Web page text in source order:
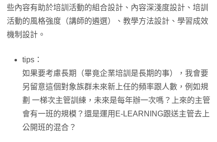
些內容有助於培訓活動的組合設計、內容深淺度設計、培訓
活動的風格強度（講師的遴選）、教學方法設計、學習成效
機制設計。
tips：
如果要考慮長期（畢竟企業培訓是長期的事），我會要
另留意這個對象族群未來新上任的頻率跟人數，例如規
劃 一梯次主管訓練，未來是每年辦一次嗎？上來的主管
會有一班的規模？還是運用E-LEARNING跟送主管去上
公開班的混合？